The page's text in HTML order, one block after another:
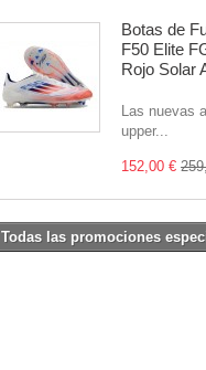
Botas de
F50 Elite
Rojo Solar
Las nuevas
upper...
152,00 €
Todas las promociones